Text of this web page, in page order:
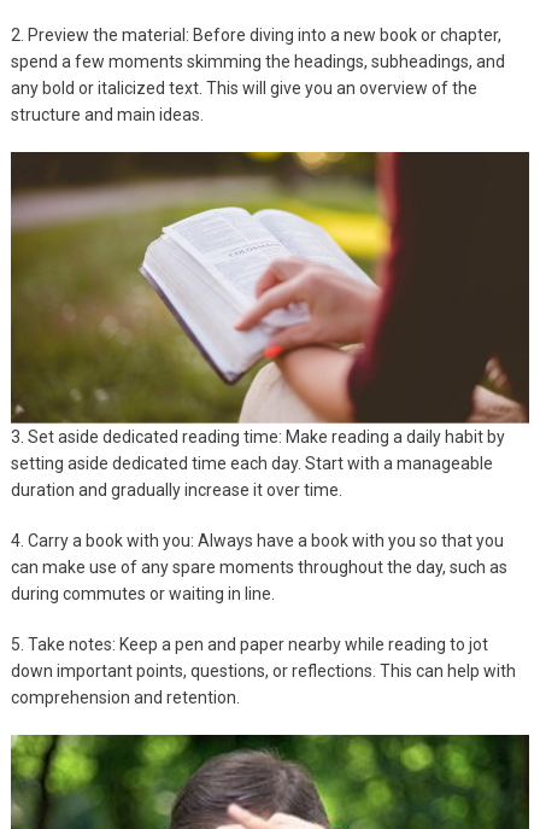
2. Preview the material: Before diving into a new book or chapter,
spend a few moments skimming the headings, subheadings, and
any bold or italicized text. This will give you an overview of the
structure and main ideas.
3. Set aside dedicated reading time: Make reading a daily habit by
setting aside dedicated time each day. Start with a manageable
duration and gradually increase it over time.
4. Carry a book with you: Always have a book with you so that you
can make use of any spare moments throughout the day, such as
during commutes or waiting in line.
5. Take notes: Keep a pen and paper nearby while reading to jot
down important points, questions, or reflections. This can help with
comprehension and retention.